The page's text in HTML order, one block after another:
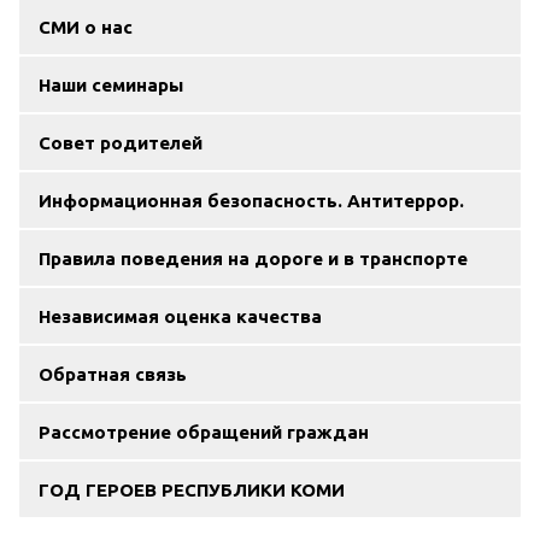
СМИ о нас
Наши семинары
Совет родителей
Информационная безопасность. Антитеррор.
Правила поведения на дороге и в транспорте
Независимая оценка качества
Обратная связь
Рассмотрение обращений граждан
ГОД ГЕРОЕВ РЕСПУБЛИКИ КОМИ